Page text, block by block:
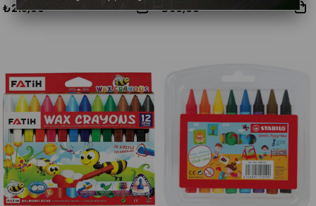
₺215,00 ₺60,00